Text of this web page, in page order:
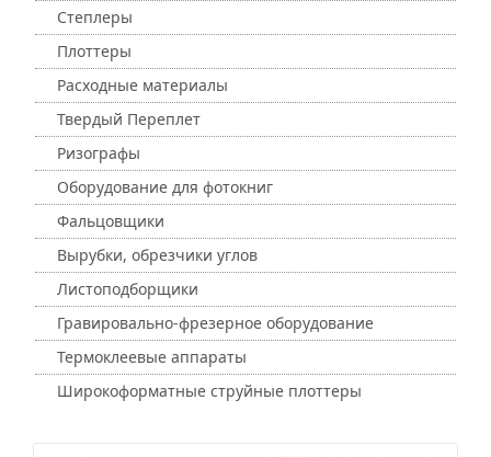
Степлеры
Плоттеры
Расходные материалы
Твердый Переплет
Ризографы
Оборудование для фотокниг
Фальцовщики
Вырубки, обрезчики углов
Листоподборщики
Гравировально-фрезерное оборудование
Термоклеевые аппараты
Широкоформатные струйные плоттеры